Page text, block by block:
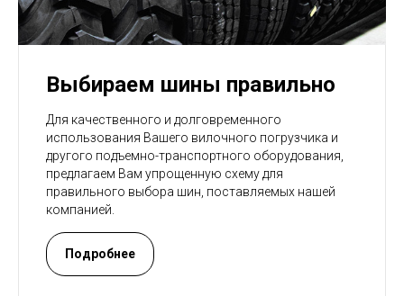
Выбираем шины правильно
Для качественного и долговременного
использования Вашего вилочного погрузчика и
другого подъемно-транспортного оборудования,
предлагаем Вам упрощенную схему для
правильного выбора шин, поставляемых нашей
компанией.
Подробнее